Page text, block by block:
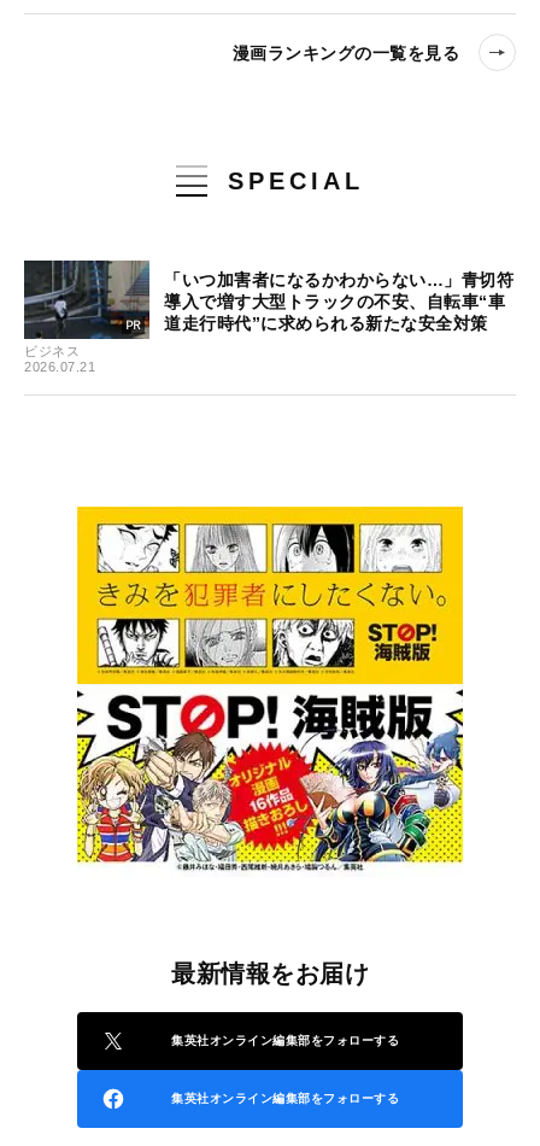
漫画ランキングの一覧を見る
SPECIAL
ビジネス
2026.07.21
「いつ加害者になるかわからない…」青切符
導入で増す大型トラックの不安、自転車“車
道走行時代”に求められる新たな安全対策
最新情報をお届け
集英社オンライン編集部をフォローする
集英社オンライン編集部をフォローする